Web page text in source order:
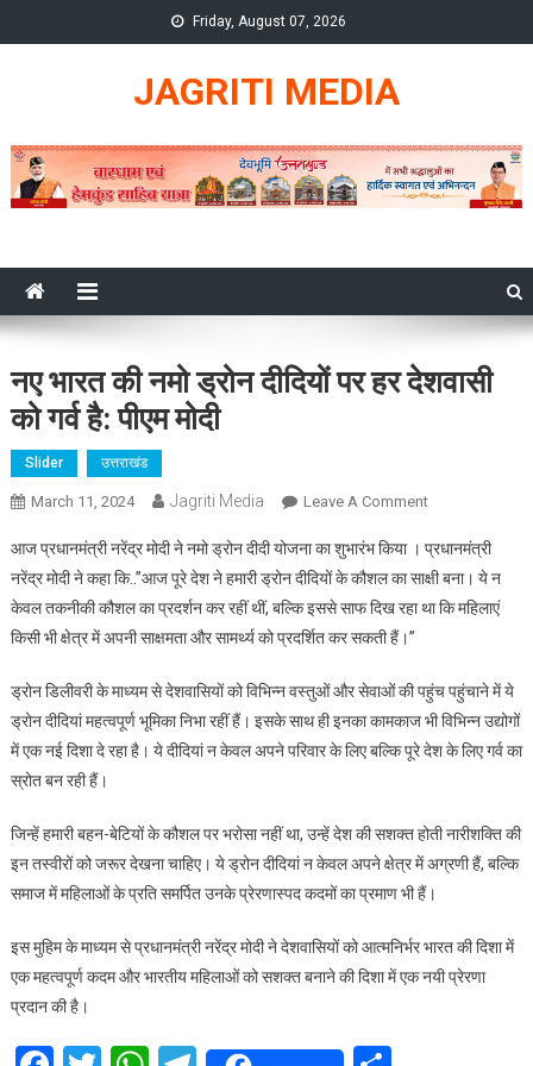
to
Friday, August 07, 2026
JAGRITI MEDIA
नए भारत की नमो ड्रोन दीदियों पर हर देशवासी
को गर्व है: पीएम मोदी
Slider उत्तराखंड
March 11, 2024 Jagriti Media Leave A CommentOn
भारत
की
नमो
पर
हर
देशवासी
है:
पीएम
मोदी
आज प्रधानमंत्री नरेंद्र मोदी ने नमो ड्रोन दीदी योजना का शुभारंभ किया । प्रधानमंत्री
नरेंद्र मोदी ने कहा कि..”आज पूरे देश ने हमारी ड्रोन दीदियों के कौशल का साक्षी बना। ये न
केवल तकनीकी कौशल का प्रदर्शन कर रहीं थीं, बल्कि इससे साफ दिख रहा था कि महिलाएं
किसी भी क्षेत्र में अपनी साक्षमता और सामर्थ्य को प्रदर्शित कर सकती हैं।”
ड्रोन डिलीवरी के माध्यम से देशवासियों को विभिन्न वस्तुओं और सेवाओं की पहुंच पहुंचाने में ये
ड्रोन दीदियां महत्वपूर्ण भूमिका निभा रहीं हैं। इसके साथ ही इनका कामकाज भी विभिन्न उद्योगों
में एक नई दिशा दे रहा है। ये दीदियां न केवल अपने परिवार के लिए बल्कि पूरे देश के लिए गर्व का
स्रोत बन रही हैं।
जिन्हें हमारी बहन-बेटियों के कौशल पर भरोसा नहीं था, उन्हें देश की सशक्त होती नारीशक्ति की
इन तस्वीरों को जरूर देखना चाहिए। ये ड्रोन दीदियां न केवल अपने क्षेत्र में अग्रणी हैं, बल्कि
समाज में महिलाओं के प्रति समर्पित उनके प्रेरणास्पद कदमों का प्रमाण भी हैं।
इस मुहिम के माध्यम से प्रधानमंत्री नरेंद्र मोदी ने देशवासियों को आत्मनिर्भर भारत की दिशा में
एक महत्वपूर्ण कदम और भारतीय महिलाओं को सशक्त बनाने की दिशा में एक नयी प्रेरणा
प्रदान की है।